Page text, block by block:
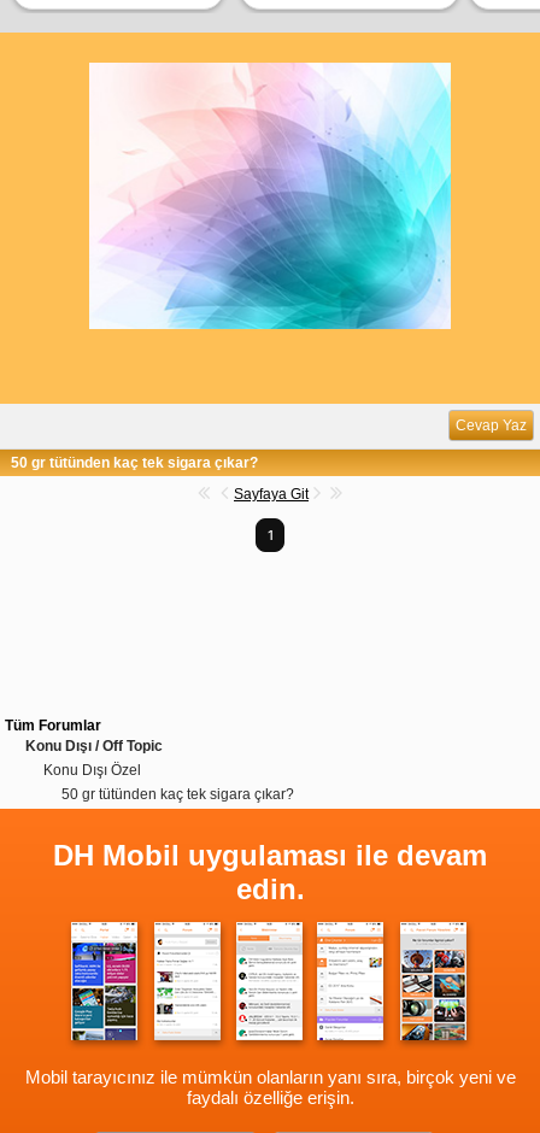
Cevap Yaz
50 gr tütünden kaç tek sigara çıkar?
Sayfaya Git
1
Tüm Forumlar
Konu Dışı / Off Topic
Konu Dışı Özel
50 gr tütünden kaç tek sigara çıkar?
DH Mobil uygulaması ile devam
edin.
Mobil tarayıcınız ile mümkün olanların yanı sıra, birçok yeni ve
faydalı özelliğe erişin.